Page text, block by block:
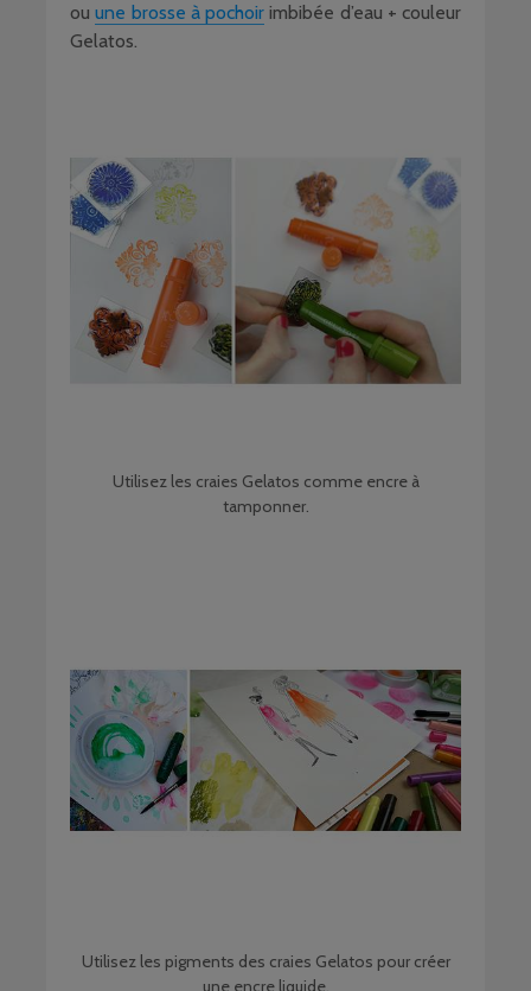
ouune brosse à pochoir imbibée d’eau + couleur
Gelatos.
Utilisez les craies Gelatos comme encre à
tamponner.
Utilisez les pigments des craies Gelatos pour créer
une encre liquide.